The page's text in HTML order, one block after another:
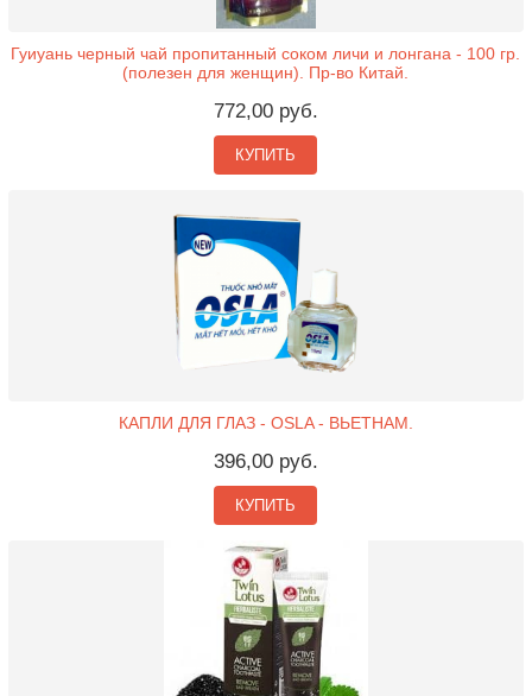
Гуиуань черный чай пропитанный соком личи и лонгана - 100 гр.
(полезен для женщин). Пр-во Китай.
772,00 руб.
КУПИТЬ
КАПЛИ ДЛЯ ГЛАЗ - OSLA - ВЬЕТНАМ.
396,00 руб.
КУПИТЬ